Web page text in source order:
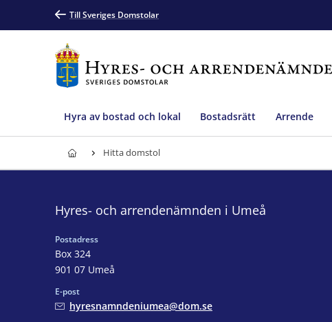
Till Sveriges Domstolar
Hyra av bostad och lokal Bostadsrätt Arrende
Hitta domstol
Hyres- och arrendenämnden i Umeå
Postadress
Box 324
901 07 Umeå
E-post
hyresnamndeniumea@dom.se